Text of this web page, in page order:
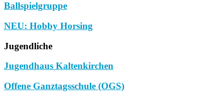
Ballspielgruppe
NEU: Hobby Horsing
Jugendliche
Jugendhaus Kaltenkirchen
Offene Ganztagsschule (OGS)